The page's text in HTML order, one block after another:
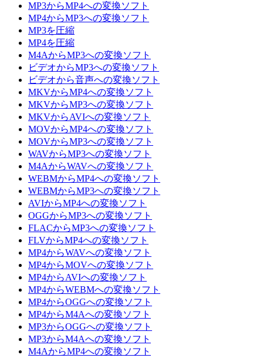
MP3からMP4への変換ソフト
MP4からMP3への変換ソフト
MP3を圧縮
MP4を圧縮
M4AからMP3への変換ソフト
ビデオからMP3への変換ソフト
ビデオから音声への変換ソフト
MKVからMP4への変換ソフト
MKVからMP3への変換ソフト
MKVからAVIへの変換ソフト
MOVからMP4への変換ソフト
MOVからMP3への変換ソフト
WAVからMP3への変換ソフト
M4AからWAVへの変換ソフト
WEBMからMP4への変換ソフト
WEBMからMP3への変換ソフト
AVIからMP4への変換ソフト
OGGからMP3への変換ソフト
FLACからMP3への変換ソフト
FLVからMP4への変換ソフト
MP4からWAVへの変換ソフト
MP4からMOVへの変換ソフト
MP4からAVIへの変換ソフト
MP4からWEBMへの変換ソフト
MP4からOGGへの変換ソフト
MP4からM4Aへの変換ソフト
MP3からOGGへの変換ソフト
MP3からM4Aへの変換ソフト
M4AからMP4への変換ソフト